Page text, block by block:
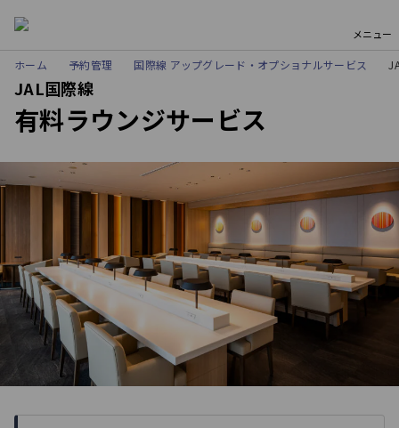
メニュー
ホーム 予約管理 国際線 アップグレード・オプショナルサービス
JAL国際線
有料ラウンジサービス